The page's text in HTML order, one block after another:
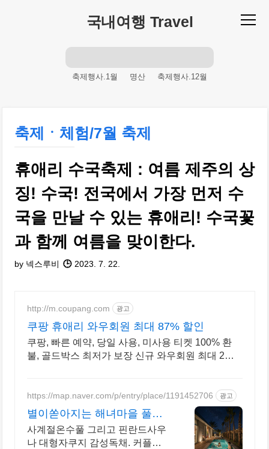
국내여행 Travel
축제행사.1월 명산
축제행사.12월
여름체험
피서철
여름휴가
축제행사 등산
바다
해변
축제행사.4월 휴가
주말여행
축제행사.10월
여름축제
축제행사.7월
산
겨울축제 가을축제
축제ㆍ체험/7월 축제
휴애리 수국축제 : 여름 제주의 상
징! 수국! 전국에서 가장 먼저 수
국을 만날 수 있는 휴애리! 수국꽃
과 함께 여름을 맞이한다.
by 넥스루비 2023. 7. 22.
http://m.coupang.com 광고
쿠팡 휴애리 와우회원 최대 87% 할인
쿠팡, 빠른 예약, 당일 사용, 미사용 티켓 100% 환
불, 골드박스 최저가 보장 신규 와우회원 최대 2만3
https://map.naver.com/p/entry/place/1191452706 광고
별이쏟아지는 해녀마을 풀빌
라 르세라핌도 다녀간 감성풀
빌라
사계절온수풀 그리고 핀란드사우
나 대형자쿠지 감성독채. 커플부